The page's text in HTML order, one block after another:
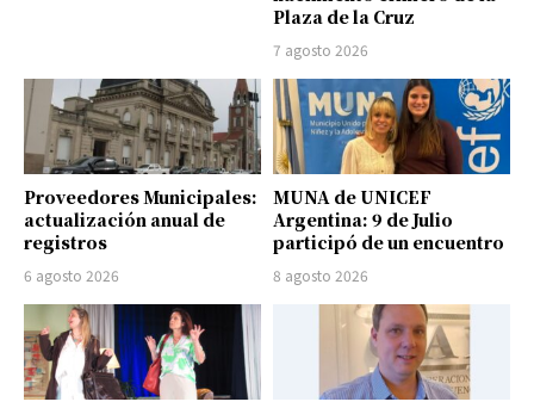
Plaza de la Cruz
7 agosto 2026
Proveedores Municipales:
actualización anual de
registros
6 agosto 2026
MUNA de UNICEF
Argentina: 9 de Julio
participó de un encuentro
8 agosto 2026